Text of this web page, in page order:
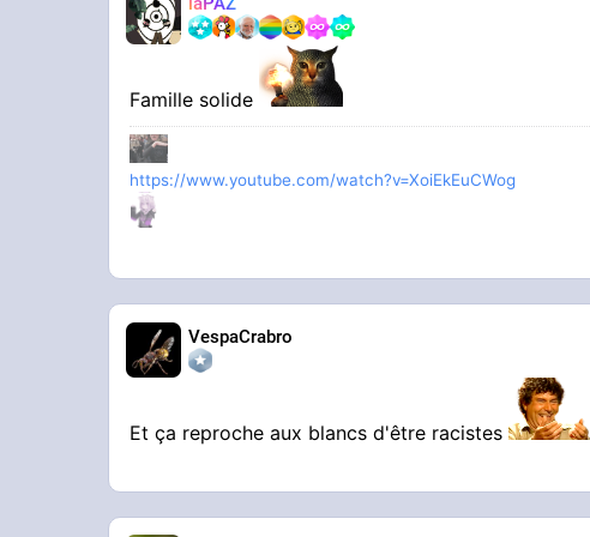
Famille solide
https://www.youtube.com/watch?v=XoiEkEuCWog
VespaCrabro
Et ça reproche aux blancs d'être racistes